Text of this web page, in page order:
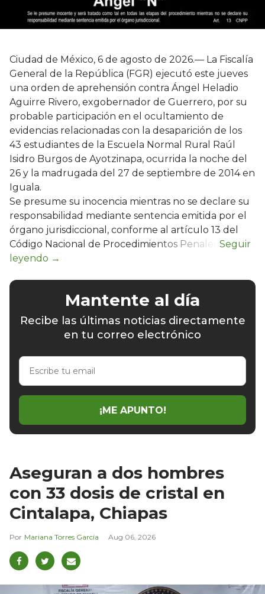
Ciudad de México, 6 de agosto de 2026.— La Fiscalía
General de la República (FGR) ejecutó este jueves
una orden de aprehensión contra Ángel Heladio
Aguirre Rivero, exgobernador de Guerrero, por su
probable participación en el ocultamiento de
evidencias relacionadas con la desaparición de los
43 estudiantes de la Escuela Normal Rural Raúl
Isidro Burgos de Ayotzinapa, ocurrida la noche del
26 y la madrugada del 27 de septiembre de 2014 en
Iguala.
Se presume su inocencia mientras no se declare su
responsabilidad mediante sentencia emitida por el
órgano jurisdiccional, conforme al artículo 13 del
Código Nacional de Procedimientos Penales.
Mantente al día
Recibe las últimas noticias directamente
en tu correo electrónico
Escribe
email
¡ME APUNTO!
Aseguran a dos hombres
con 33 dosis de cristal en
Cintalapa, Chiapas
Mariana Torres García Aug 06, 2026